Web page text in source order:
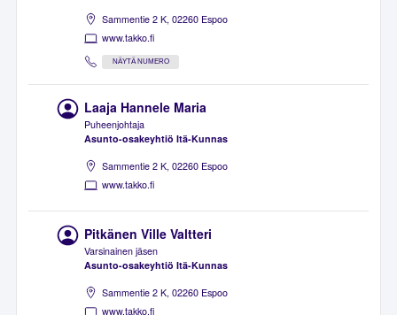
Sammentie 2 K, 02260 Espoo
www.takko.fi
NÄYTÄ NUMERO
Laaja Hannele Maria
Puheenjohtaja
Asunto-osakeyhtiö Itä-Kunnas
Sammentie 2 K, 02260 Espoo
www.takko.fi
Pitkänen Ville Valtteri
Varsinainen jäsen
Asunto-osakeyhtiö Itä-Kunnas
Sammentie 2 K, 02260 Espoo
www.takko.fi